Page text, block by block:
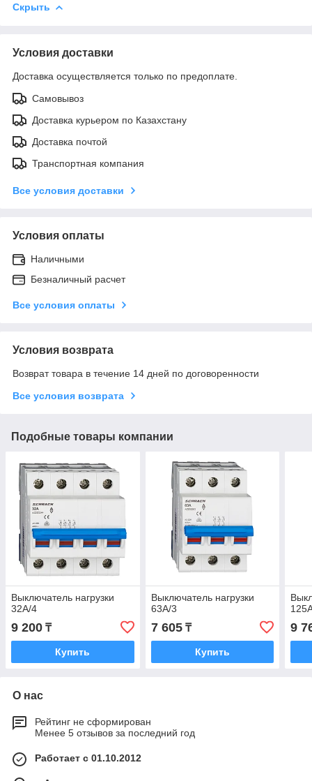
Скрыть
Условия доставки
Доставка осуществляется только по предоплате.
Самовывоз
Доставка курьером по Казахстану
Доставка почтой
Транспортная компания
Все условия доставки
Условия оплаты
Наличными
Безналичный расчет
Все условия оплаты
Условия возврата
Возврат товара в течение 14 дней по договоренности
Все условия возврата
Подобные товары компании
Выключатель нагрузки
32А/4
9 200 ₸
Купить
Выключатель нагрузки
63А/3
7 605₸
Купить
9
О нас
Рейтинг не сформирован
Менее 5 отзывов за последний год
Работает с 01.10.2012